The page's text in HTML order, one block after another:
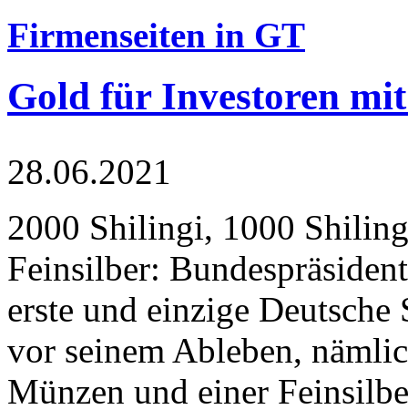
Firmenseiten in GT
Gold für Investoren
28.06.2021
2000 Shilingi, 1000
Feinsilber:
erste und einzige Deutsche
vor seinem Ableben,
Münzen und einer